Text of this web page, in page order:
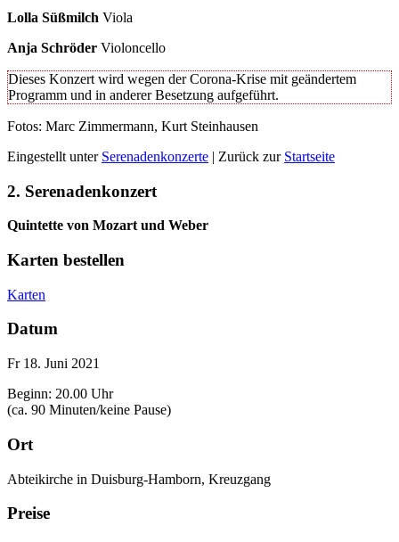
Lolla Süßmilch Viola
Anja Schröder Violoncello
Dieses Konzert wird wegen der Corona-Krise mit geändertem
Programm und in anderer Besetzung aufgeführt.
Fotos: Marc Zimmermann, Kurt Steinhausen
Eingestellt unter Serenadenkonzerte | Zurück zur Startseite
2. Serenadenkonzert
Quintette von Mozart und Weber
Karten bestellen
Karten
Datum
Fr 18. Juni 2021
Beginn: 20.00 Uhr
(ca. 90 Minuten/keine Pause)
Ort
Abteikirche in Duisburg-Hamborn, Kreuzgang
Preise